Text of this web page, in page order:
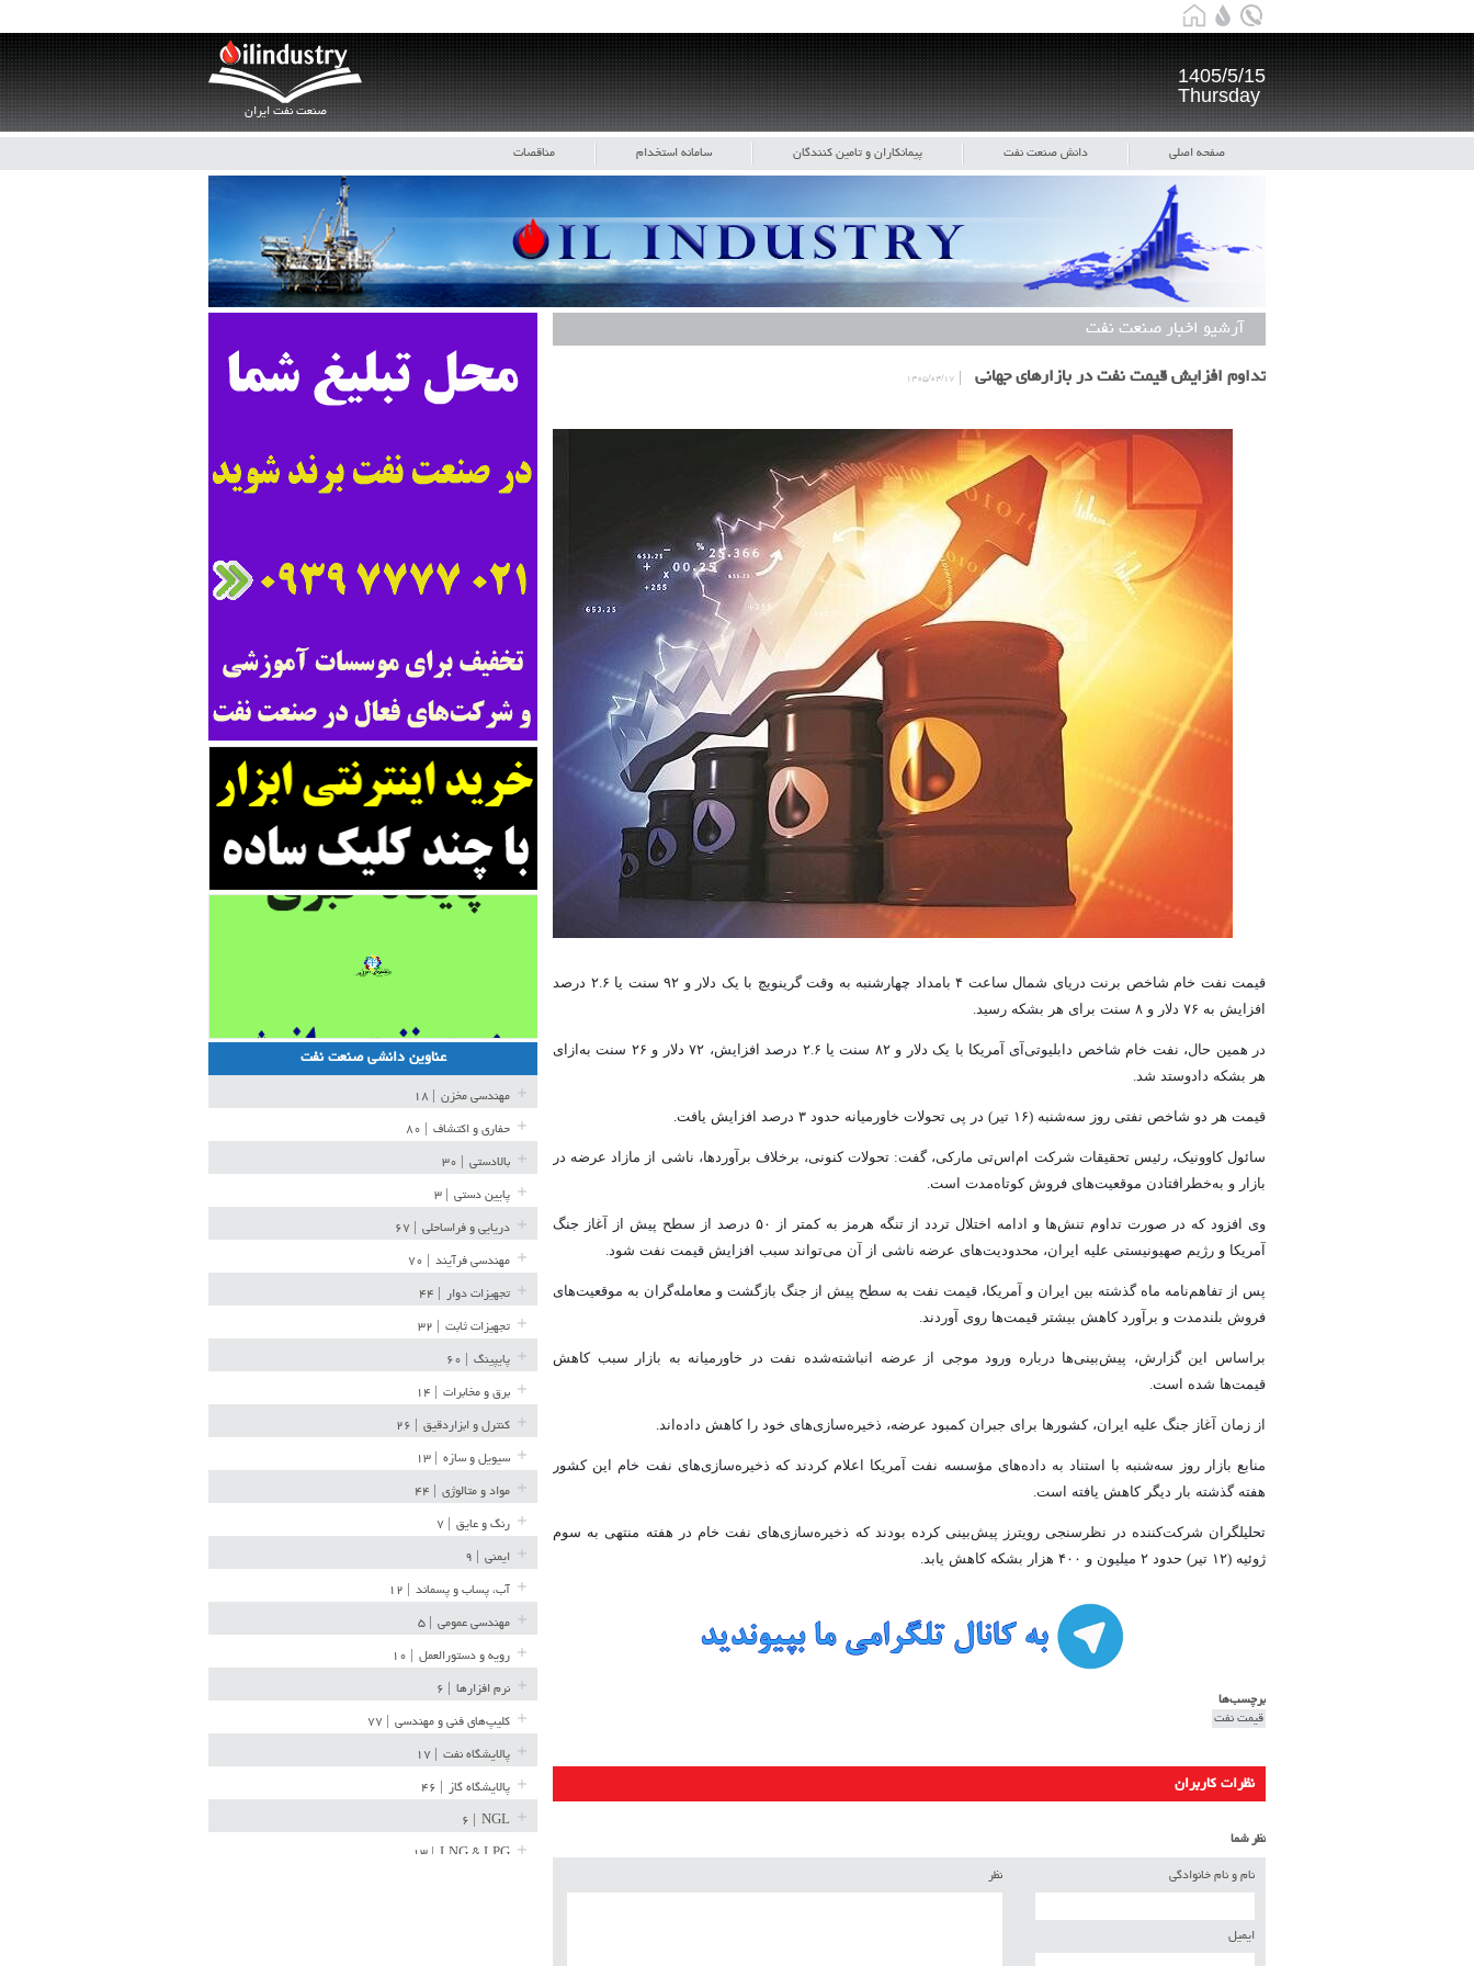
صنعت نفت ایران
1405/5/15
Thursday
صفحه اصلی دانش صنعت نفت پیمانکاران و تامین کنندگان سامانه استخدام مناقصات
آرشیو اخبار صنعت نفت
تداوم افزایش قیمت نفت در بازارهای جهانی ۱۴۰۵/۰۴/۱۷
قیمت نفت خام شاخص برنت دریای شمال ساعت ۴ بامداد چهارشنبه به وقت گرینویچ با یک دلار و ۹۲ سنت یا ۲.۶ درصد
افزایش به ۷۶ دلار و ۸ سنت برای هر بشکه رسید.
در همین حال، نفت خام شاخص دابلیوتی‌آی آمریکا با یک دلار و ۸۲ سنت یا ۲.۶ درصد افزایش، ۷۲ دلار و ۲۶ سنت به‌ازای
هر بشکه دادوستد شد.
قیمت هر دو شاخص نفتی روز سه‌شنبه (۱۶ تیر) در پی تحولات خاورمیانه حدود ۳ درصد افزایش یافت.
سائول کاوونیک، رئیس تحقیقات شرکت ام‌اس‌تی مارکی، گفت: تحولات کنونی، برخلاف برآوردها، ناشی از مازاد عرضه در
بازار و به‌خطرافتادن موقعیت‌های فروش کوتاه‌مدت است.
وی افزود که در صورت تداوم تنش‌ها و ادامه اختلال تردد از تنگه هرمز به کمتر از ۵۰ درصد از سطح پیش از آغاز جنگ
آمریکا و رژیم صهیونیستی علیه ایران، محدودیت‌های عرضه ناشی از آن می‌تواند سبب افزایش قیمت نفت شود.
پس از تفاهم‌نامه ماه گذشته بین ایران و آمریکا، قیمت نفت به سطح پیش از جنگ بازگشت و معامله‌گران به موقعیت‌های
فروش بلندمدت و برآورد کاهش بیشتر قیمت‌ها روی آوردند.
براساس این گزارش، پیش‌بینی‌ها درباره ورود موجی از عرضه انباشته‌شده نفت در خاورمیانه به بازار سبب کاهش
قیمت‌ها شده است.
از زمان آغاز جنگ علیه ایران، کشورها برای جبران کمبود عرضه، ذخیره‌سازی‌های خود را کاهش داده‌اند.
منابع بازار روز سه‌شنبه با استناد به داده‌های مؤسسه نفت آمریکا اعلام کردند که ذخیره‌سازی‌های نفت خام این کشور
هفته گذشته بار دیگر کاهش یافته است.
تحلیلگران شرکت‌کننده در نظرسنجی رویترز پیش‌بینی کرده بودند که ذخیره‌سازی‌های نفت خام در هفته منتهی به سوم
ژوئیه (۱۲ تیر) حدود ۲ میلیون و ۴۰۰ هزار بشکه کاهش یابد.
برچسب‌ها
قیمت نفت
نظرات کاربران
نظر شما
نام و نام خانوادگی
ایمیل
نظر
عناوین دانشی صنعت نفت
مهندسی مخزن
حفاری و اکتشاف
بالادستی
پایین دستی
دریایی و فراساحلی
مهندسی فرآیند
تجهیزات دوار
تجهیزات ثابت
پایپینگ
برق و مخابرات
کنترل و ابزاردقیق
سیویل و سازه
مواد و متالوژی
رنگ و عایق
ایمنی
آب، پساب و پسماند
مهندسی عمومی
رویه و دستورالعمل
نرم افزارها
کلیپ‌های فنی و مهندسی
پالایشگاه نفت
پالایشگاه گاز
NGL
LNG & LPG | ۱۳